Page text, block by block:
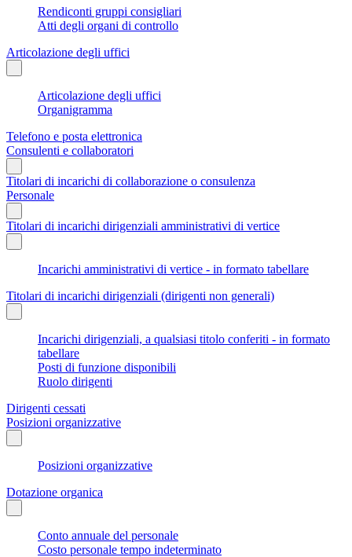
Rendiconti gruppi consigliari
Atti degli organi di controllo
Articolazione degli uffici
Articolazione degli uffici
Organigramma
Telefono e posta elettronica
Consulenti e collaboratori
Titolari di incarichi di collaborazione o consulenza
Personale
Titolari di incarichi dirigenziali amministrativi di vertice
Incarichi amministrativi di vertice - in formato tabellare
Titolari di incarichi dirigenziali (dirigenti non generali)
Incarichi dirigenziali, a qualsiasi titolo conferiti - in formato
tabellare
Posti di funzione disponibili
Ruolo dirigenti
Dirigenti cessati
Posizioni organizzative
Posizioni organizzative
Dotazione organica
Conto annuale del personale
Costo personale tempo indeterminato